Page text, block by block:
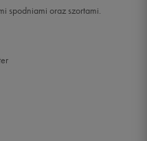
spodniami oraz szortami.